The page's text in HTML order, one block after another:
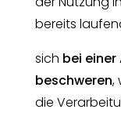
bereits
sich bei
beschweren,
die